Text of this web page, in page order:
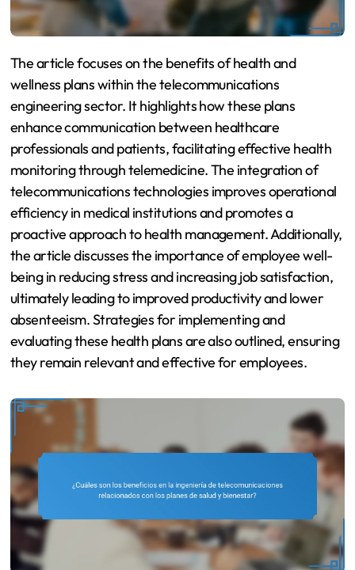
The article focuses on the benefits of health and
wellness plans within the telecommunications
engineering sector. It highlights how these plans
enhance communication between healthcare
professionals and patients, facilitating effective health
monitoring through telemedicine. The integration of
telecommunications technologies improves operational
efficiency in medical institutions and promotes a
proactive approach to health management. Additionally,
the article discusses the importance of employee well-
being in reducing stress and increasing job satisfaction,
ultimately leading to improved productivity and lower
absenteeism. Strategies for implementing and
evaluating these health plans are also outlined, ensuring
they remain relevant and effective for employees.